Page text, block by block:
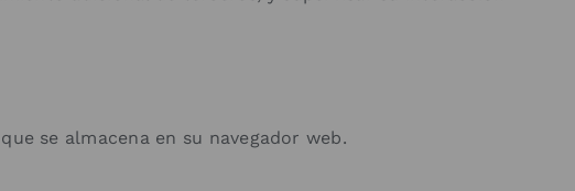
se almacena en su navegador web.